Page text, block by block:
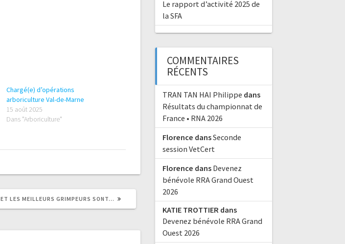
Chargé(e) d’opérations
arboriculture Val-de-Marne
15 août 2025
Dans "Arboriculture"
ARTICLE
ET LES MEILLEURS GRIMPEURS SONT…
Le rapport d’activité 2025 de
la SFA
COMMENTAIRES
RÉCENTS
TRAN TAN HAI Philippe dans
Résultats du championnat de
France • RNA 2026
Florence dansSeconde
session VetCert
Florence dans Devenez
bénévole RRA Grand Ouest
2026
KATIE TROTTIER dans
Devenez bénévole RRA Grand
Ouest 2026